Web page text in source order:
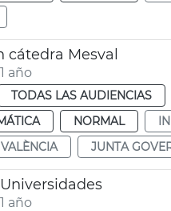
cátedra Mesval
año
TODAS LAS AUDIENCIAS
NORMAL
JUNTA
año